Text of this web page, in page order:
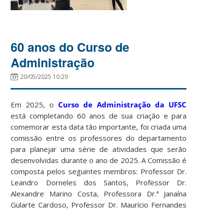
60 anos do Curso de
Administração
20/05/2025 10:29
Em 2025, oCurso de Administração da UFSC
está completando 60 anos de sua criação e para
comemorar esta data tão importante, foi criada uma
comissão entre os professores do departamento
para planejar uma série de atividades que serão
desenvolvidas durante o ano de 2025. A Comissão é
composta pelos seguintes membros: Professor Dr.
Leandro Dorneles dos Santos, Professor Dr.
Alexandre Marino Costa, Professora Dr.ª Janaína
Gularte Cardoso, Professor Dr. Maurício Fernandes